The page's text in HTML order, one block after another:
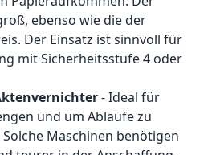
ebenso wie die der
Der Einsatz ist sinnvoll für
mit Sicherheitsstufe 4 oder
- Ideal für
und um Abläufe zu
Maschinen benötigen